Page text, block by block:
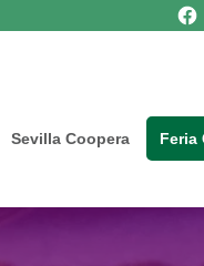
Sevilla Coopera Feria